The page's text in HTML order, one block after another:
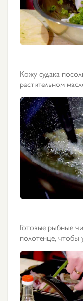
Кожу судака
растительном
Готовые рыбные
полотенце, чтобы